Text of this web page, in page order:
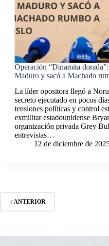
Operación “Dinamita
Maduro y sacó a Machado
La líder opositora llegó a
secreto ejecutado en pocos
tensiones políticas y control
exmilitar estadounidense
organización privada Grey
entrevistas…
12 de diciembre de
ANTERIOR